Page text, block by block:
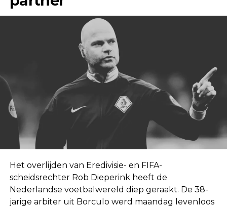
Het overlijden van Eredivisie- en FIFA-
scheidsrechter Rob Dieperink heeft de
Nederlandse voetbalwereld diep geraakt. De 38-
jarige arbiter uit Borculo werd maandag levenloos